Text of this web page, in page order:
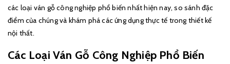
các loại ván gỗ công nghiệp phổ biến nhất hiện nay, so sánh đặc
điểm của chúng và khám phá các ứng dụng thực tế trong thiết kế
nội thất.
Các Loại Ván Gỗ Công Nghiệp Phổ Biến